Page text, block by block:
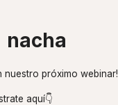
nacha
nuestro próximo webinar!
aquí👇